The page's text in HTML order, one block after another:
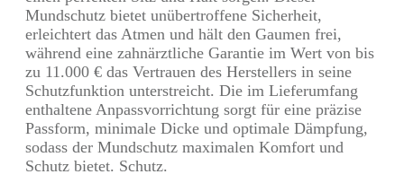
Mundschutz bietet unübertroffene Sicherheit,
erleichtert das Atmen und hält den Gaumen frei,
während eine zahnärztliche Garantie im Wert von bis
zu 11.000 € das Vertrauen des Herstellers in seine
Schutzfunktion unterstreicht. Die im Lieferumfang
enthaltene Anpassvorrichtung sorgt für eine präzise
Passform, minimale Dicke und optimale Dämpfung,
sodass der Mundschutz maximalen Komfort und
Schutz bietet. Schutz.